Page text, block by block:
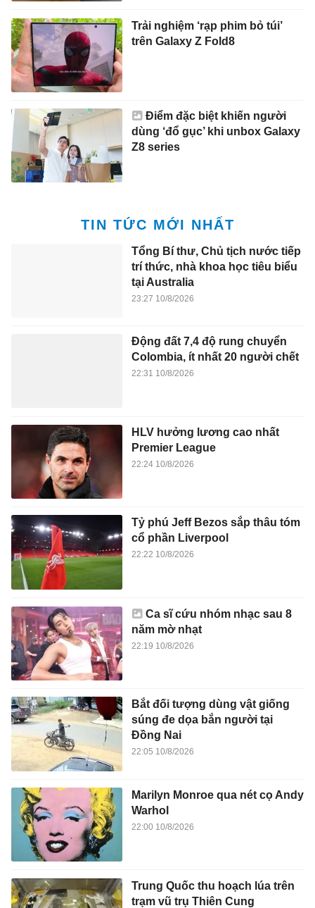
Trải nghiệm ‘rạp phim bỏ túi’
trên Galaxy Z Fold8
Điểm đặc biệt khiến người
dùng ‘đổ gục’ khi unbox Galaxy
Z8 series
TIN TỨC MỚI NHẤT
Tổng Bí thư, Chủ tịch nước tiếp
trí thức, nhà khoa học tiêu biểu
tại Australia
23:27 10/8/2026
Động đất 7,4 độ rung chuyển
Colombia, ít nhất 20 người chết
22:31 10/8/2026
HLV hưởng lương cao nhất
Premier League
22:24 10/8/2026
Tỷ phú Jeff Bezos sắp thâu tóm
cổ phần Liverpool
22:22 10/8/2026
Ca sĩ cứu nhóm nhạc sau 8
năm mờ nhạt
22:19 10/8/2026
Bắt đối tượng dùng vật giống
súng đe dọa bắn người tại
Đồng Nai
22:05 10/8/2026
Marilyn Monroe qua nét cọ Andy
Warhol
22:00 10/8/2026
Trung Quốc thu hoạch lúa trên
trạm vũ trụ Thiên Cung